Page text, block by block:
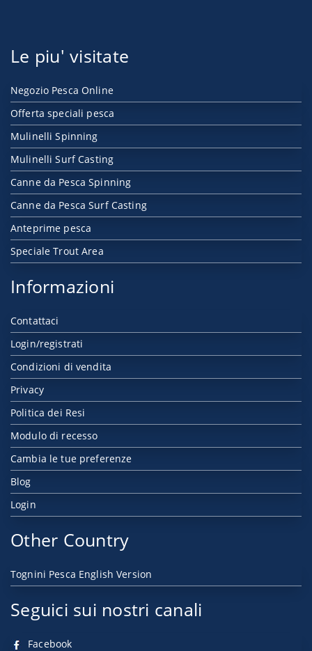
Le piu' visitate
Negozio Pesca Online
Offerta speciali pesca
Mulinelli Spinning
Mulinelli Surf Casting
Canne da Pesca Spinning
Canne da Pesca Surf Casting
Anteprime pesca
Speciale Trout Area
Informazioni
Contattaci
Login/registrati
Condizioni di vendita
Privacy
Politica dei Resi
Modulo di recesso
Cambia le tue preferenze
Blog
Login
Other Country
Tognini Pesca English Version
Seguici sui nostri canali
Facebook